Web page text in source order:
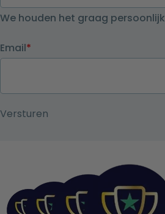
We houden het graag persoonlijk
Email*